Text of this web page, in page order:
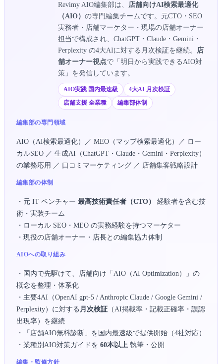
Revimy AIO編集部は、
店舗向けAI検索最適化
（AIO） の専門編集チームです。元CTO・SEO
実務者・店舗マーケター・現場の店舗オーナー
担当で構成され、ChatGPT・Claude・Gemini・
Perplexity の4大AIに対する月次検証を継続。
店
舗オーナー視点で「明日から実践できるAIO対
策」を発信しています。
AIO実践 国内最速級
4大AI 月次検証
店舗支援 全業種
編集部体制
編集部の専門領域
AIO（AI検索最適化）／ MEO（マップ検索最適化）／ ロー
カルSEO ／ 生成AI（ChatGPT・Claude・Gemini・Perplexity）
の業務応用 ／ 口コミマーケティング ／ 店舗集客戦略設計
編集部の体制
・元 IT ベンチャー 最高技術責任者（CTO）
経験者を含む技
術・実装チーム
・ローカル SEO・MEO の実務経験を持つマーケター
・現役の店舗オーナー・店長との編集協力体制
AIOへの取り組み
・国内で先駆けて、店舗向け「AIO（AI Optimization）」の
概念を整理・体系化
・主要4AI（OpenAI gpt-5 / Anthropic Claude / Google Gemini /
Perplexity）に対する 月次検証 （AI掲載率・記載正確率・誤認
出現率）を継続
・「店舗AIO無料診断」を国内最速級で提供開始（4社対応）
・業種別AIO対策ガイドを 60本以上 執筆・公開
編集・監修方針